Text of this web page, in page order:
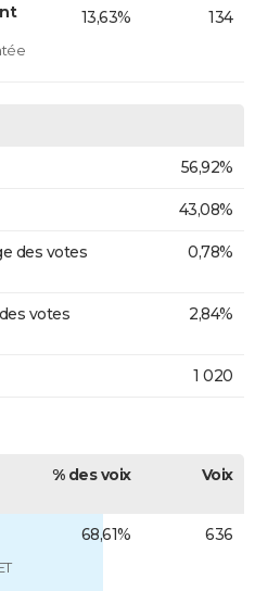
13,63% 134
56,92%
43,08%
des votes
0,78%
votes
2,84%
1 020
% des voix Voix
68,61% 636